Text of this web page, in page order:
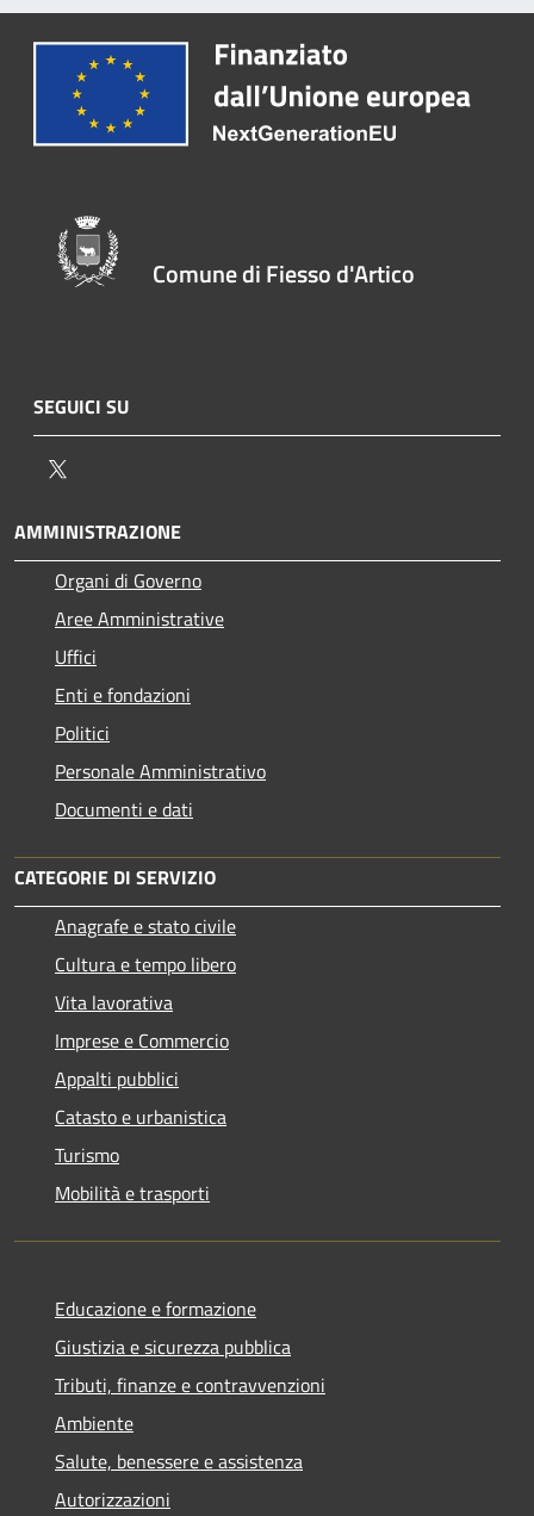
Comune di Fiesso d'Artico
SEGUICI SU
AMMINISTRAZIONE
Organi di Governo
Aree Amministrative
Uffici
Enti e fondazioni
Politici
Personale Amministrativo
Documenti e dati
CATEGORIE DI SERVIZIO
Anagrafe e stato civile
Cultura e tempo libero
Vita lavorativa
Imprese e Commercio
Appalti pubblici
Catasto e urbanistica
Turismo
Mobilità e trasporti
Educazione e formazione
Giustizia e sicurezza pubblica
Tributi, finanze e contravvenzioni
Ambiente
Salute, benessere e assistenza
Autorizzazioni